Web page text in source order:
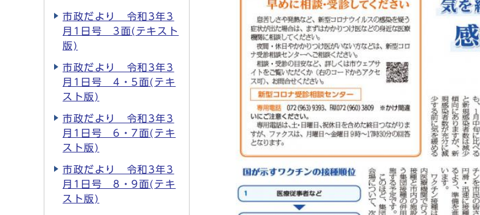
市政だより 令和3年3
月1日号 3面(テキスト
版)
市政だより 令和3年3
月1日号 4・5面(テキ
スト版)
市政だより 令和3年3
月1日号 6・7面(テキ
スト版)
市政だより 令和3年3
月1日号 8・9面(テキ
スト版)